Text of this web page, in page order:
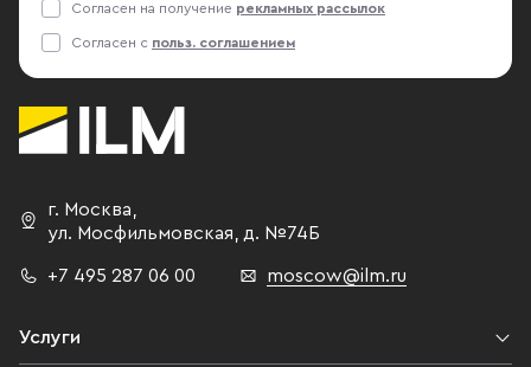
Согласен на получение рекламных рассылок
Согласен с польз. соглашением
г. Москва,
ул. Мосфильмовская, д. №74Б
+7 495 287 06 00 moscow@ilm.ru
Услуги